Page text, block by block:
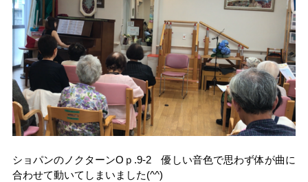
ショパンのノクターンOｐ.9-2 優しい音色で思わず体が曲に
合わせて動いてしまいました(^^)